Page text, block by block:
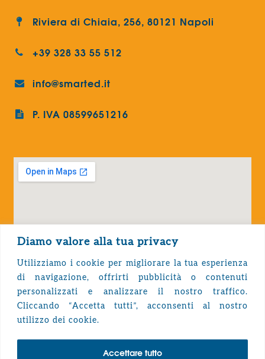
Diamo valore alla tua privacy
Utilizziamo i cookie per migliorare la tua esperienza
di navigazione, offrirti pubblicità o contenuti
personalizzati e analizzare il nostro traffico.
Cliccando “Accetta tutti”, acconsenti al nostro
utilizzo dei cookie.
Accettare tutto
Riviera di Chiaia, 256, 80121 Napoli
+39 328 33 55 512
info@smarted.it
P. IVA 08599651216
Privacy Policy